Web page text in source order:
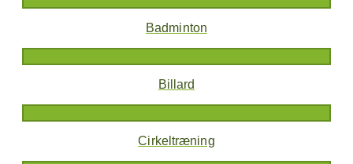
Badminton
Billard
Cirkeltræning